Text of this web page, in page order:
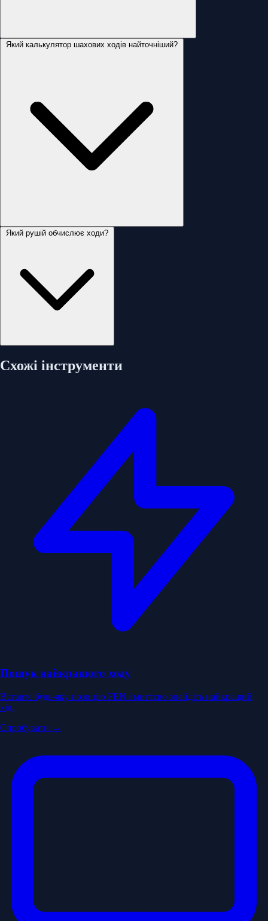
Який калькулятор шахових ходів найточніший?
Який рушій обчислює ходи?
Схожі інструменти
Пошук найкращого ходу
Вставте будь-яку позицію FEN і миттєво знайдіть найкращий
хід.
Спробувати →